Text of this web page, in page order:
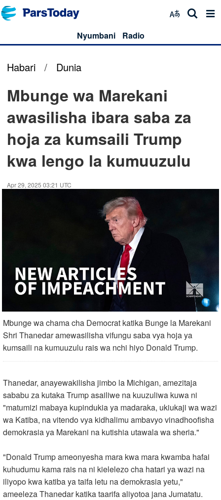
Nyumbani Radio
Habari / Dunia
Mbunge wa Marekani
awasilisha ibara saba za
hoja za kumsaili Trump
kwa lengo la kumuuzulu
Apr 29, 2025 03:21 UTC
Mbunge wa chama cha Democrat katika Bunge la Marekani
Shri Thanedar amewasilisha vifungu saba vya hoja ya
kumsaili na kumuuzulu rais wa nchi hiyo Donald Trump.
Thanedar, anayewakilisha jimbo la Michigan, amezitaja
sababu za kutaka Trump asailiwe na kuuzuliwa kuwa ni
"matumizi mabaya kupindukia ya madaraka, ukiukaji wa wazi
wa Katiba, na vitendo vya kidhalimu ambavyo vinadhoofisha
demokrasia ya Marekani na kutishia utawala wa sheria."
"Donald Trump ameonyesha mara kwa mara kwamba hafai
kuhudumu kama rais na ni kielelezo cha hatari ya wazi na
iliyopo kwa katiba ya taifa letu na demokrasia yetu,"
ameeleza Thanedar katika taarifa aliyotoa jana Jumatatu.